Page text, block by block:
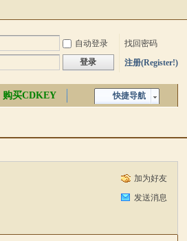
自动登录
找回密码
登录 注册(Register!)
快捷导航
购买CDKEY
加为好友
发送消息